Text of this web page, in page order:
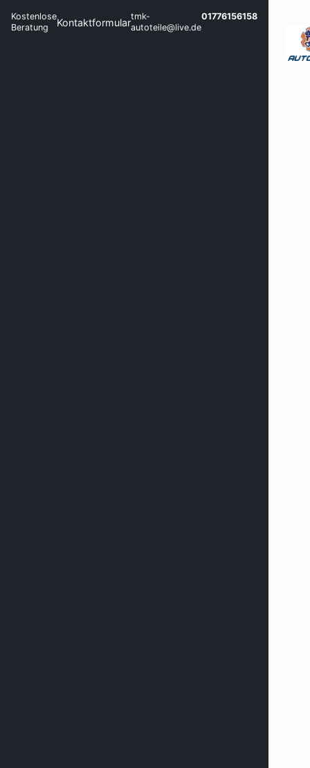
Kostenlose
Beratung
Kontaktformulartmk-
autoteile@live.de
01776156158